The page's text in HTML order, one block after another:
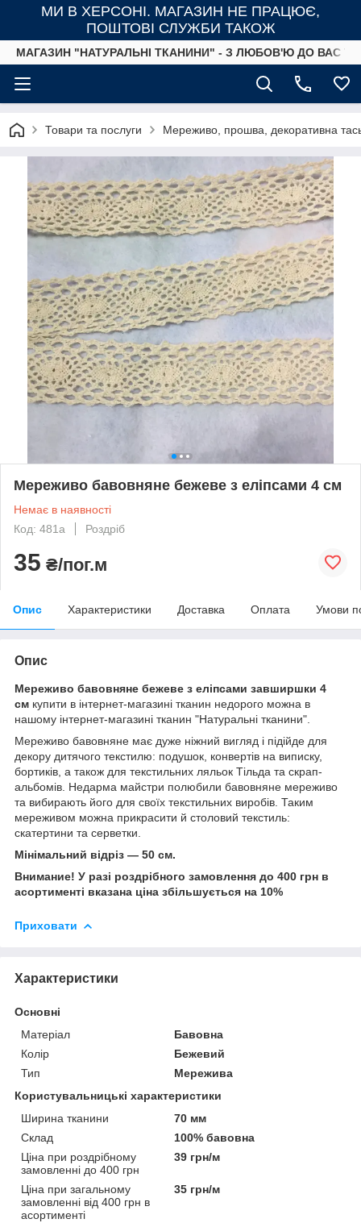
МИ В ХЕРСОНІ. МАГАЗИН НЕ ПРАЦЮЄ,
ПОШТОВІ СЛУЖБИ ТАКОЖ
МАГАЗИН "НАТУРАЛЬНІ ТКАНИНИ" - З ЛЮБОВ'Ю ДО ВАС
Товари та послуги Мереживо, прошва, декоративна
Мереживо бавовняне бежеве з еліпсами 4 см
Немає в наявності
Код: 481а
Роздріб
35 ₴/пог.м
Опис Характеристики Доставка Оплата Умови
Опис
Мереживо бавовняне бежеве з еліпсами завширшки 4
см купити в інтернет-магазині тканин недорого можна в
нашому інтернет-магазині тканин "Натуральні тканини".
Мереживо бавовняне має дуже ніжний вигляд і підійде для
декору дитячого текстилю: подушок, конвертів на виписку,
бортиків, а також для текстильних ляльок Тільда та скрап-
альбомів. Недарма майстри полюбили бавовняне мереживо
та вибирають його для своїх текстильних виробів. Таким
мереживом можна прикрасити й столовий текстиль:
скатертини та серветки.
Мінімальний відріз — 50 см.
Внимание! У разі роздрібного замовлення до 400 грн в
асортименті вказана ціна збільшується на 10%
Приховати
Характеристики
Основні
Матеріал
Бавовна
Колір
Бежевий
Тип
Мережива
Користувальницькі характеристики
Ширина тканини
70 мм
Склад
100% бавовна
Ціна при роздрібному
замовленні до 400 грн
39 грн/м
Ціна при загальному
замовленні від 400 грн в
асортименті
35 грн/м